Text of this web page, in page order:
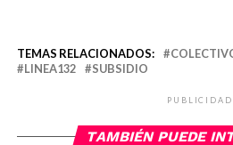
TEMAS RELACIONADOS:
LINEA132
SUBSIDIO
PUBLICIDAD
TAMBIÉN PUEDE